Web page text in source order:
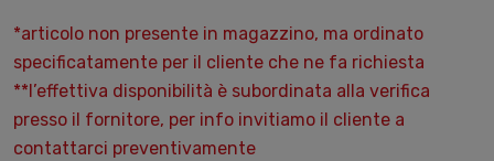
*articolo non presente in magazzino, ma ordinato
specificatamente per il cliente che ne fa richiesta
**l’effettiva disponibilità è subordinata alla verifica
presso il fornitore, per info invitiamo il cliente a
contattarci preventivamente